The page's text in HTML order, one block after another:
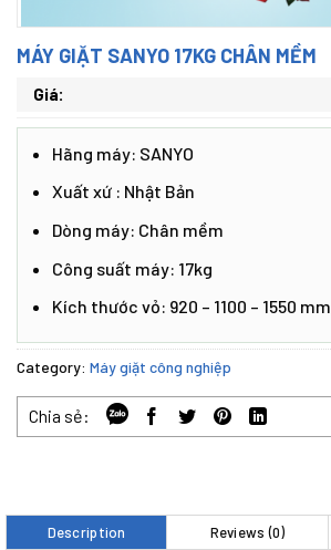
MÁY GIẶT SANYO 17KG CHÂN MỀM
Giá:
Hãng máy: SANYO
Xuất xứ : Nhật Bản
Dòng máy: Chân mềm
Công suất máy: 17kg
Kích thước vỏ: 920 – 1100 – 1550 mm
Category: Máy giặt công nghiệp
Chia sẻ:
Description Reviews (0)